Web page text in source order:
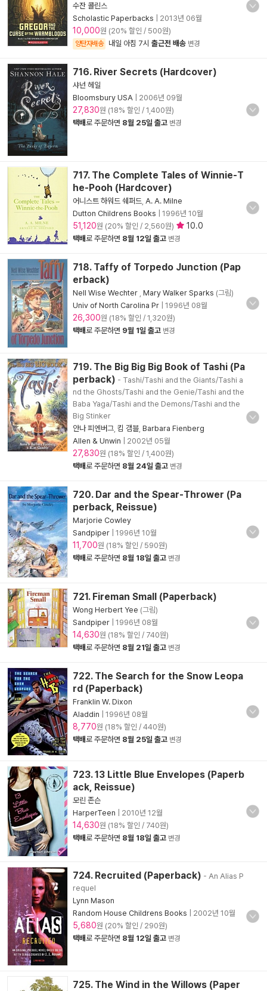
수잔 콜린스
Scholastic Paperbacks
2013년 06월
10,000원 (20% 할인 / 500원)
양탄자배송 내일 아침 7시 출근전 배송 변경
716. River Secrets (Hardcover)
샤넌 헤일
Bloomsbury USA
2006년 09월
27,830원 (18% 할인 / 1,400원)
택배로 주문하면 8월 25일 출고 변경
717. The Complete Tales of Winnie-T
he-Pooh (Hardcover)
어니스트 하워드 쉐퍼드 A. A. Milne
Dutton Childrens Books
1996년 10월
51,120원 (20% 할인 / 2,560원) 10.0
택배로 주문하면 8월 12일 출고 변경
718. Taffy of Torpedo Junction (Pap
erback)
Nell Wise Wechter Mary Walker Sparks (그림)
Univ of North Carolina Pr
1996년 08월
26,300원 (18% 할인 / 1,320원)
택배로 주문하면 9월 1일 출고 변경
719. The Big Big Big Book of Tashi (Pa
perback) - Tashi/Tashi and the Giants/Tashi a
nd the Ghosts/Tashi and the Genie/Tashi and the
Baba Yaga/Tashi and the Demons/Tashi and the
Big Stinker
안나 피엔버그 킴 갬블 Barbara Fienberg
Allen & Unwin
2002년 05월
27,830원 (18% 할인 / 1,400원)
택배로 주문하면 8월 24일 출고 변경
720. Dar and the Spear-Thrower (Pa
perback, Reissue)
Marjorie Cowley
Sandpiper
1996년 10월
11,700원 (18% 할인 / 590원)
택배로 주문하면 8월 18일 출고 변경
721. Fireman Small (Paperback)
Wong Herbert Yee (그림)
Sandpiper
1996년 08월
14,630원 (18% 할인 / 740원)
택배로 주문하면 8월 21일 출고 변경
722. The Search for the Snow Leopa
rd (Paperback)
Franklin W. Dixon
Aladdin
1996년 08월
8,770원 (18% 할인 / 440원)
택배로 주문하면 8월 25일 출고 변경
723. 13 Little Blue Envelopes (Paperb
ack, Reissue)
모린 존슨
HarperTeen
2010년 12월
14,630원 (18% 할인 / 740원)
택배로 주문하면 8월 18일 출고 변경
724. Recruited (Paperback) - An Alias P
requel
Lynn Mason
Random House Childrens Books
2002년 10월
5,680원 (20% 할인 / 290원)
택배로 주문하면 8월 12일 출고 변경
725. The Wind in the Willows (Paper